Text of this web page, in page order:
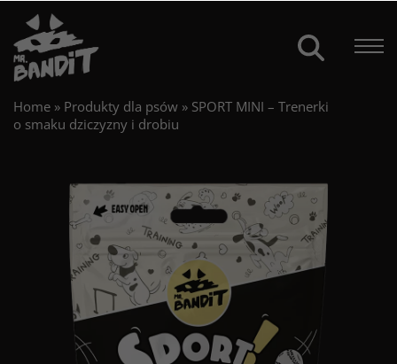
Home » Produkty dla psów » SPORT MINI – Trenerki
o smaku dziczyzny i drobiu